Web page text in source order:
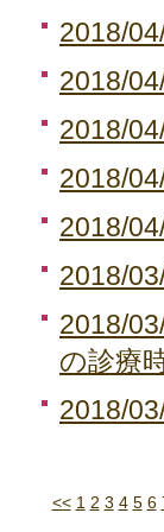
2018/
2018/
2018/
2018/
2018/
2018/
2018/
の診療
2018/
<< 1 2 3 4 5 6